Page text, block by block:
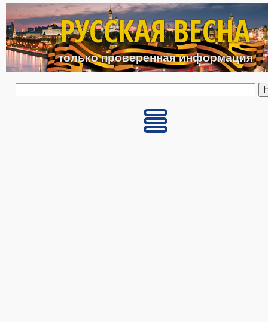
Перейти к основному
РУССКАЯ ВЕСНА
только проверенная информация